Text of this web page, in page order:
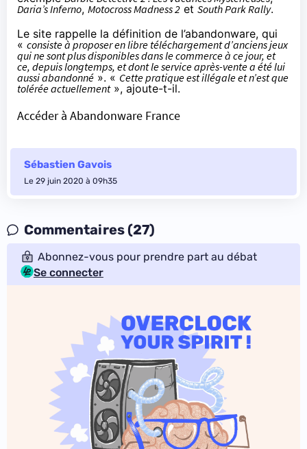
Daria’s Inferno, Motocross Madness 2 et South Park Rally.
Le site rappelle la définition de l’abandonware, qui
« consiste à proposer en libre téléchargement d’anciens jeux
qui ne sont plus disponibles dans le commerce à ce jour, et
ce, depuis longtemps, et dont le service après-vente a été lui
aussi abandonné ». « Cette pratique est illégale et n’est que
tolérée actuellement», ajoute-t-il.
Accéder à Abandonware France
Sébastien Gavois
Le 29 juin 2020 à 09h35
Commentaires (27)
Abonnez-vous pour prendre part au débat
Se connecter